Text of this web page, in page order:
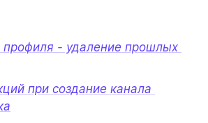
- удаление прошлых
при создание канала